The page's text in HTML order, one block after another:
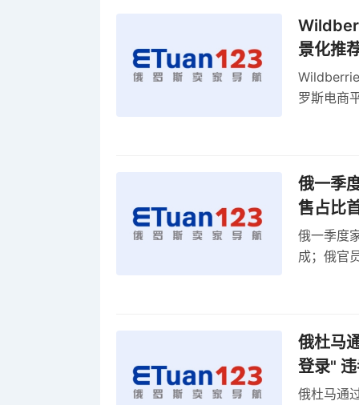
景化推
罗斯电商
俄一季
售占比
俄一季度
成；俄官
俄杜马
登录"
俄杜马通